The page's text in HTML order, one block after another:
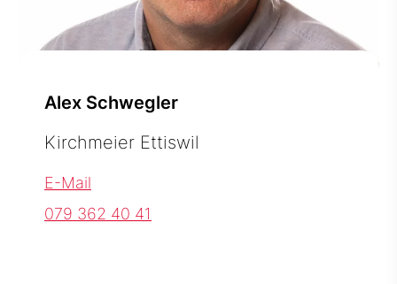
Alex Schwegler
Kirchmeier Ettiswil
E-Mail
079 362 40 41